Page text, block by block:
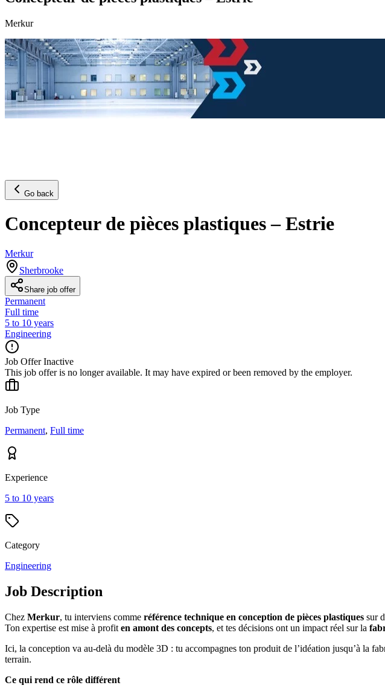
Merkur
Go back
Concepteur de pièces plastiques – Estrie
Merkur
Sherbrooke
Share job offer
Permanent
Full time
5 to 10 years
Engineering
Job Offer Inactive
This job offer is no longer available. It may have expired or been removed by the employer.
Job Type
Permanent, Full time
Experience
5 to 10 years
Category
Engineering
Job Description
Chez Merkur, tu interviens comme référence technique en conception de pièces plastiques sur
Ton expertise est mise à profit en amont des concepts, et tes décisions ont un impact réel sur la
Ici, la conception va au‑delà du modèle 3D : tu accompagnes ton produit de l’idéation jusqu’à la
terrain.
Ce qui rend ce rôle différent